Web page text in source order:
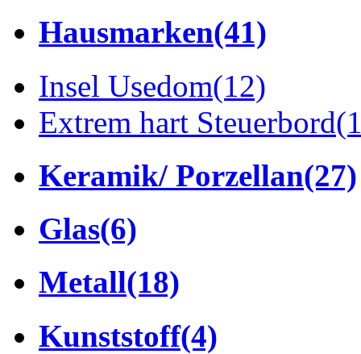
Hausmarken(41)
Insel Usedom(12)
Extrem hart Steuerbord
Keramik/ Porzellan(27)
Glas(6)
Metall(18)
Kunststoff(4)